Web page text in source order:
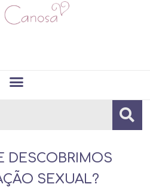
DESCOBRIMOS
SEXUAL?